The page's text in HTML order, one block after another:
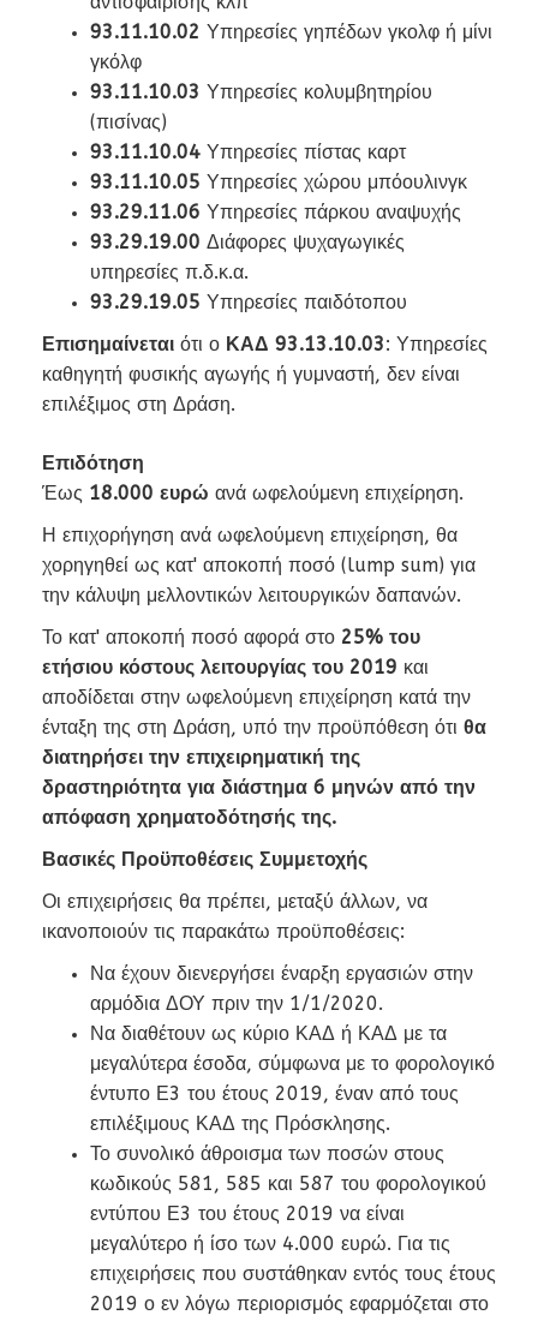
93.11.10.02 Υπηρεσίες γηπέδων γκολφ ή μίνι
γκόλφ
93.11.10.03 Υπηρεσίες κολυμβητηρίου
(πισίνας)
93.11.10.04 Υπηρεσίες πίστας καρτ
93.11.10.05 Υπηρεσίες χώρου μπόουλινγκ
93.29.11.06 Υπηρεσίες πάρκου αναψυχής
93.29.19.00 Διάφορες ψυχαγωγικές
υπηρεσίες π.δ.κ.α.
93.29.19.05 Υπηρεσίες παιδότοπου
Επισημαίνεται ότι ο ΚΑΔ 93.13.10.03: Υπηρεσίες
καθηγητή φυσικής αγωγής ή γυμναστή, δεν είναι
επιλέξιμος στη Δράση.
Επιδότηση
Έως 18.000 ευρώ ανά ωφελούμενη επιχείρηση.
Η επιχορήγηση ανά ωφελούμενη επιχείρηση, θα
χορηγηθεί ως κατ' αποκοπή ποσό (lump sum) για
την κάλυψη μελλοντικών λειτουργικών δαπανών.
Το κατ' αποκοπή ποσό αφορά στο 25% του
ετήσιου κόστους λειτουργίας του 2019 και
αποδίδεται στην ωφελούμενη επιχείρηση κατά την
ένταξη της στη Δράση, υπό την προϋπόθεση ότι θα
διατηρήσει την επιχειρηματική της
δραστηριότητα για διάστημα 6 μηνών από την
απόφαση χρηματοδότησής της.
Βασικές Προϋποθέσεις Συμμετοχής
Οι επιχειρήσεις θα πρέπει, μεταξύ άλλων, να
ικανοποιούν τις παρακάτω προϋποθέσεις:
Να έχουν διενεργήσει έναρξη εργασιών στην
αρμόδια ΔΟΥ πριν την 1/1/2020.
Να διαθέτουν ως κύριο ΚΑΔ ή ΚΑΔ με τα
μεγαλύτερα έσοδα, σύμφωνα με το φορολογικό
έντυπο Ε3 του έτους 2019, έναν από τους
επιλέξιμους ΚΑΔ της Πρόσκλησης.
Το συνολικό άθροισμα των ποσών στους
κωδικούς 581, 585 και 587 του φορολογικού
εντύπου Ε3 του έτους 2019 να είναι
μεγαλύτερο ή ίσο των 4.000 ευρώ. Για τις
επιχειρήσεις που συστάθηκαν εντός τους έτους
2019 ο εν λόγω περιορισμός εφαρμόζεται στο